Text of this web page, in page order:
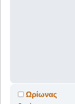
Ωρίωνας